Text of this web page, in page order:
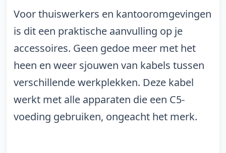
Voor thuiswerkers en kantooromgevingen
is dit een praktische aanvulling op je
accessoires. Geen gedoe meer met het
heen en weer sjouwen van kabels tussen
verschillende werkplekken. Deze kabel
werkt met alle apparaten die een C5-
voeding gebruiken, ongeacht het merk.